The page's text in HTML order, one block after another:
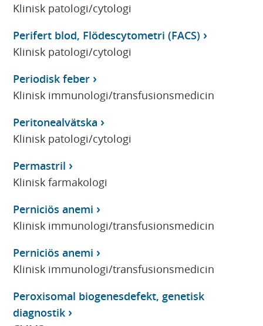
Klinisk patologi/cytologi
Perifert blod, Flödescytometri (FACS)
Klinisk patologi/cytologi
Periodisk feber
Klinisk immunologi/transfusionsmedicin
Peritonealvätska
Klinisk patologi/cytologi
Permastril
Klinisk farmakologi
Perniciös anemi
Klinisk immunologi/transfusionsmedicin
Perniciös anemi
Klinisk immunologi/transfusionsmedicin
Peroxisomal biogenesdefekt, genetisk
diagnostik